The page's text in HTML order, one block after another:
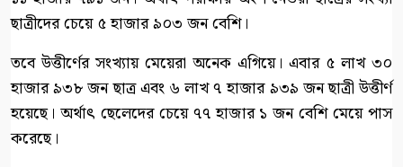
ছাত্রীদের চেয়ে ৫ হাজার ৯০৩ জন বেশি।
তবে উত্তীর্ণের সংখ্যায় মেয়েরা অনেক এগিয়ে। এবার ৫ লাখ ৩০
হাজার ৯৩৮ জন ছাত্র এবং ৬ লাখ ৭ হাজার ৯৩৯ জন ছাত্রী উত্তীর্ণ
হয়েছে। অর্থাৎ ছেলেদের চেয়ে ৭৭ হাজার ১ জন বেশি মেয়ে পাস
করেছে।